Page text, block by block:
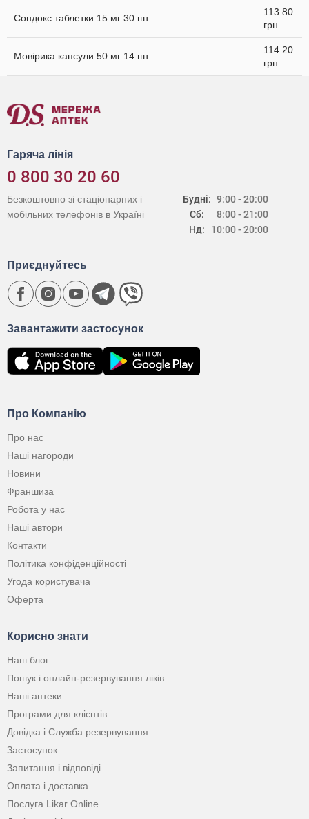
Сондокс таблетки 15 мг 30 шт
113.80
грн
Мовірика капсули 50 мг 14 шт
114.20
грн
Гаряча лінія
0 800 30 20 60
Будні:
Сб:
Нд:
9:00 - 20:00
8:00 - 21:00
10:00 - 20:00
Безкоштовно зі стаціонарних і
мобільних телефонів в Україні
Про Компанію
Про нас
Наші нагороди
Новини
Франшиза
Робота у нас
Наші автори
Контакти
Політика конфіденційності
Угода користувача
Оферта
Корисно знати
Наш блог
Пошук і онлайн-резервування ліків
Наші аптеки
Програми для клієнтів
Довідка і Служба резервування
Застосунок
Запитання і відповіді
Оплата і доставка
Послуга Likar Online
Завантажити застосунок
Приєднуйтесь